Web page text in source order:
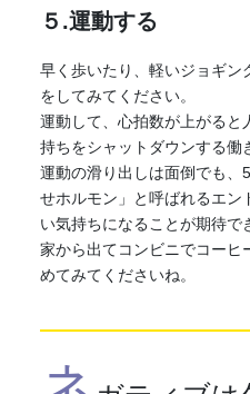
５.運動する
早く歩いたり、軽いジョギン
をしてみてください。
運動して、心拍数が上がると
持ちをシャットダウンする働
運動の滑り出しは面倒でも
せホルモン」と呼ばれるエン
い気持ちになることが期待で
家から出てコンビニでコーヒ
めてみてくださいね。